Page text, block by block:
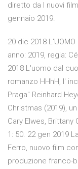
diretto da I nuovi
gennaio 2019.
20 dic 2018 L'UOMO
anno: 2019, regia:
2018 L'uomo dal
romanzo HHhH, l'
Praga'' Reinhard
Christmas (2019),
Cary Elwes, Brittany
1: 50. 22 gen 2019
Ferro, nuovo film
produzione franco-